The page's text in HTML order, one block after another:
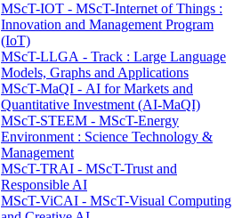
MScT-IOT - MScT-Internet of Things :
Innovation and Management Program
(IoT)
MScT-LLGA - Track : Large Language
Models, Graphs and Applications
MScT-MaQI - AI for Markets and
Quantitative Investment (AI-MaQI)
MScT-STEEM - MScT-Energy
Environment : Science Technology &
Management
MScT-TRAI - MScT-Trust and
Responsible AI
MScT-ViCAI - MScT-Visual Computing